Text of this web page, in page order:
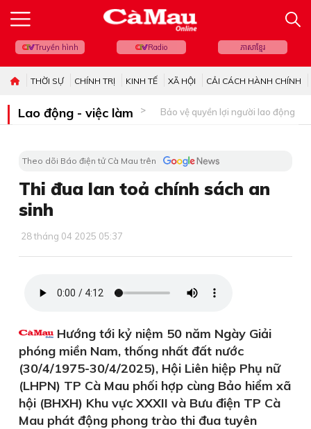
Truyền hình Radio ភាសាខ្មែរ
THỜI SỰ CHÍNH TRỊ KINH TẾ XÃ HỘI CẢI CÁCH HÀNH CHÍNH
Lao động - việc làm Bảo vệ quyền lợi người lao động
Theo dõi Báo điện tử Cà Mau trên
Thi đua lan toả chính sách an
sinh
28 tháng 04 2025 05:37
Hướng tới kỷ niệm 50 năm Ngày Giải
phóng miền Nam, thống nhất đất nước
(30/4/1975-30/4/2025), Hội Liên hiệp Phụ nữ
(LHPN) TP Cà Mau phối hợp cùng Bảo hiểm xã
hội (BHXH) Khu vực XXXII và Bưu điện TP Cà
Mau phát động phong trào thi đua tuyên